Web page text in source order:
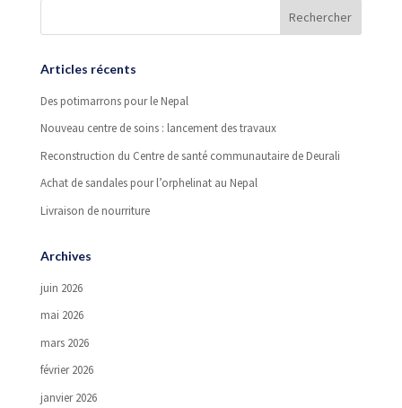
Articles récents
Des potimarrons pour le Nepal
Nouveau centre de soins : lancement des travaux
Reconstruction du Centre de santé communautaire de Deurali
Achat de sandales pour l’orphelinat au Nepal
Livraison de nourriture
Archives
juin 2026
mai 2026
mars 2026
février 2026
janvier 2026